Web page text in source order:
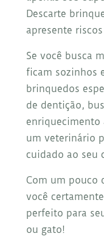
Descarte
apresente
Se você busca
ficam sozinhos
brinquedos
de dentição,
enriquecimento
um veterinário
cuidado ao seu
Com um pouco
você
perfeito para
ou gato!